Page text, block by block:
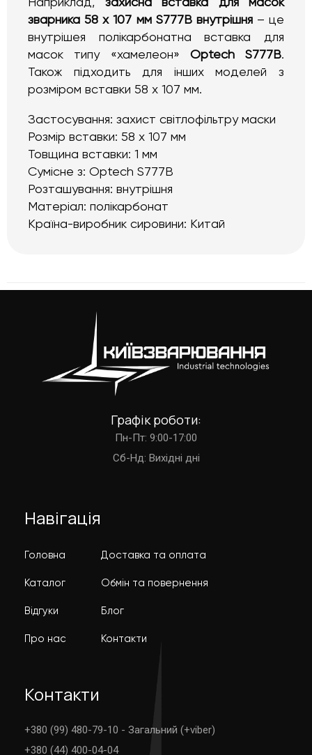
Наприклад, захисна вставка для масок
зварника 58 х 107 мм S777B внутрішня– це
внутрішея полікарбонатна вставка для
масок типу «хамелеон» Optech S777B.
Також підходить для інших моделей з
розміром вставки 58 х 107 мм.
Застосування: захист світлофільтру маски
Розмір вставки: 58 х 107 мм
Товщина вставки: 1 мм
Сумісне з: Optech S777B
Розташування: внутрішня
Матеріал: полікарбонат
Країна-виробник сировини: Китай
Графік роботи:
Пн-Пт: 9:00-17:00
Cб-Нд: Вихідні дні
Навігація
Головна
Каталог
Відгуки
Про нас
Доставка та оплата
Обмін та повернення
Блог
Контакти
Контакти
+380 (99) 480-79-10 - Загальний (+viber)
+380 (44) 400-04-04